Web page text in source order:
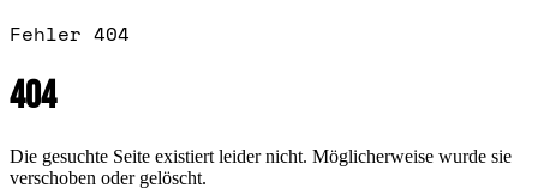
Fehler 404
404
Die gesuchte Seite existiert leider nicht. Möglicherweise wurde sie
verschoben oder gelöscht.